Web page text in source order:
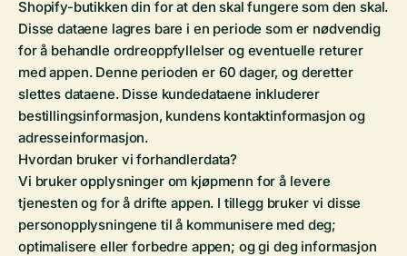
Shopify-butikken din for at den skal fungere som den skal.
Disse dataene lagres bare i en periode som er nødvendig
for å behandle ordreoppfyllelser og eventuelle returer
med appen. Denne perioden er 60 dager, og deretter
slettes dataene. Disse kundedataene inkluderer
bestillingsinformasjon, kundens kontaktinformasjon og
adresseinformasjon.
Hvordan bruker vi forhandlerdata?
Vi bruker opplysninger om kjøpmenn for å levere
tjenesten og for å drifte appen. I tillegg bruker vi disse
personopplysningene til å kommunisere med deg;
optimalisere eller forbedre appen; og gi deg informasjon